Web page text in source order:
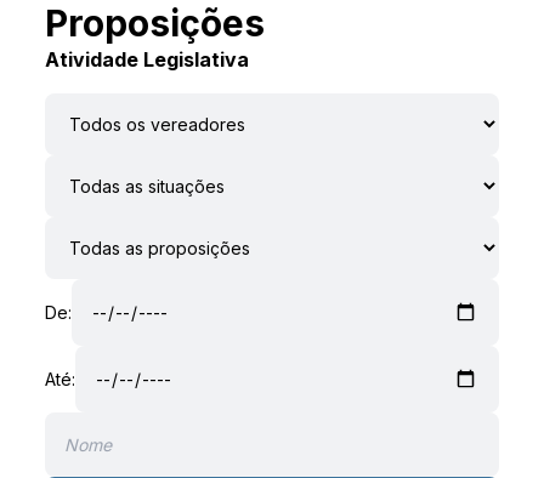
Proposições
Atividade Legislativa
De:
Até: